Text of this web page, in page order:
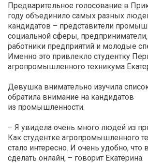
Предварительное голосование в
году объединило самых разных
кандидатов – представители
социальной сферы,
работники предприятий и молодые
Именно это привлекло студентку
агропромышленного техникума
Девушка внимательно изучила
обратила внимание на кандидатов
из промышленности.
– Я увидела очень много людей из
Как студентке агропромышленного
стало интересно. И очень удобно, что
сделать онлайн, – говорит Екатерина.